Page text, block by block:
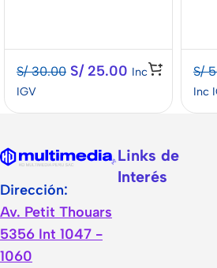
S/30.00 S/25.00 Inc
IGV
S/
Inc
Dirección:
Av. Petit Thouars
5356 Int 1047 -
1060
Links de
Interés